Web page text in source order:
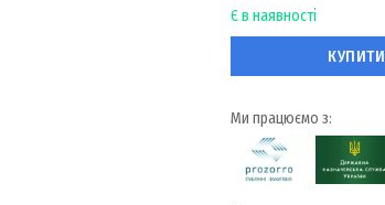
Є в наявності
КУПИТИ
Ми працюємо з: